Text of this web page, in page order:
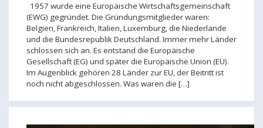
1957 wurde eine Europäische Wirtschaftsgemeinschaft
(EWG) gegründet. Die Gründungsmitglieder waren:
Belgien, Frankreich, Italien, Luxemburg, die Niederlande
und die Bundesrepublik Deutschland. Immer mehr Länder
schlossen sich an. Es entstand die Europäische
Gesellschaft (EG) und später die Europäische Union (EU).
Im Augenblick gehören 28 Länder zur EU, der Beitritt ist
noch nicht abgeschlossen. Was waren die […]